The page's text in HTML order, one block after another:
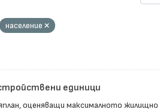
население
единици
оценяващи максималното жилищно